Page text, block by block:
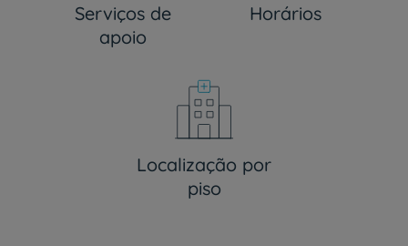
Serviços de
apoio
Horários
Localização por
piso